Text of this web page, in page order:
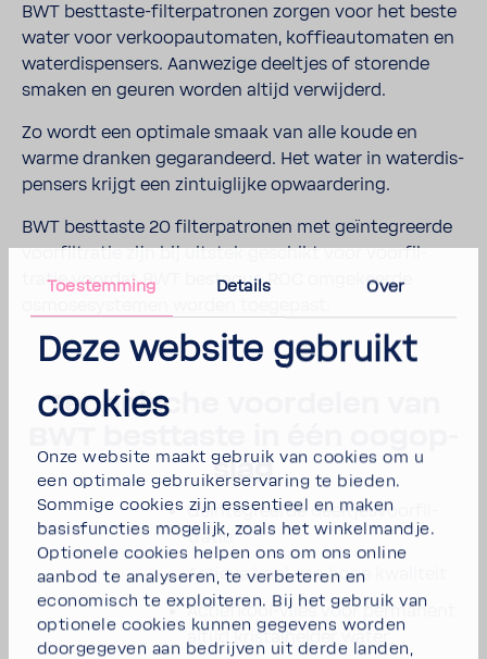
Toestemming Details Over
Deze website gebruikt
cookies
Onze website maakt gebruik van cookies om u
een optimale gebruikerservaring te bieden.
Sommige cookies zijn essentieel en maken
basisfuncties mogelijk, zoals het winkelmandje.
Optionele cookies helpen ons om ons online
aanbod te analyseren, te verbeteren en
economisch te exploiteren. Bij het gebruik van
optionele cookies kunnen gegevens worden
doorgegeven aan bedrijven uit derde landen,
BWT besttaste-​filterpatronen zorgen voor het beste
water voor verkoop­au­to­maten, koffie­au­to­maten en
water­dis­pen­sers. Aanwe­zige deel­tjes of storende
smaken en geuren worden altijd verwij­derd.
Zo wordt een opti­male smaak van alle koude en
warme dranken gega­ran­deerd. Het water in water­dis­
pen­sers krijgt een zintuig­lijke opwaar­de­ring.
BWT best­taste 20 filter­pa­tronen met geïn­te­greerde
voor­fil­tratie zijn bij uitstek geschikt voor voor­fil­
tratie voordat BWT bestaqua ROC omge­keerde
Tech­ni­sche voor­delen van
slag
Geïn­te­greerde deel­t­jes­voor­fil­
tratie
Actieve kool van hoge kwali­teit
Actiefkool-​​vlies voor perma­nent
altijd kris­tal­helder water